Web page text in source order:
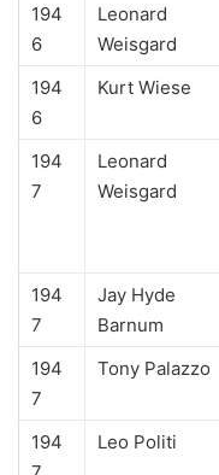
194
6
Leonard
Weisgard
194
6
Kurt Wiese
194
7
Leonard
Weisgard
194
7
Jay Hyde
Barnum
194
7
Tony Palazzo
194
Leo Politi